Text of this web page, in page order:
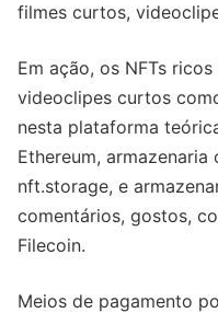
filmes curtos,
Em ação, os NFTs
videoclipes curtos
nesta plataforma
Ethereum,
nft.storage, e
comentários, gostos,
Filecoin.
Meios de pagamento